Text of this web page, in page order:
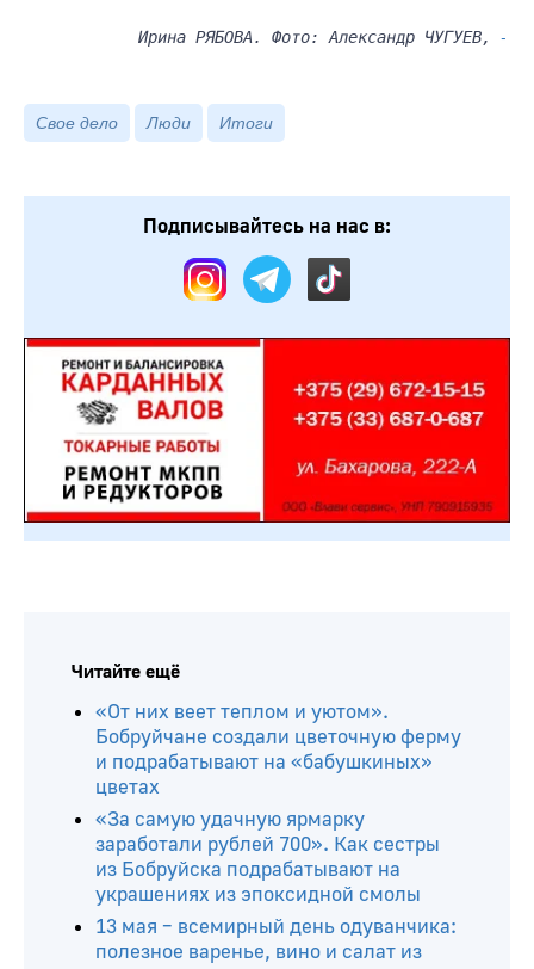
Ирина РЯБОВА. Фото: Александр ЧУГУЕВ, -
Свое дело Люди Итоги
Подписывайтесь на нас в:
Читайте ещё
«От них веет теплом и уютом».
Бобруйчане создали цветочную ферму
и подрабатывают на «бабушкиных»
цветах
«За самую удачную ярмарку
заработали рублей 700». Как сестры
из Бобруйска подрабатывают на
украшениях из эпоксидной смолы
13 мая – всемирный день одуванчика:
полезное варенье, вино и салат из